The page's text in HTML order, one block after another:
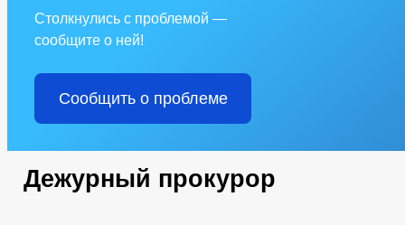
Столкнулись с проблемой —
сообщите о ней!
Сообщить о проблеме
Дежурный прокурор